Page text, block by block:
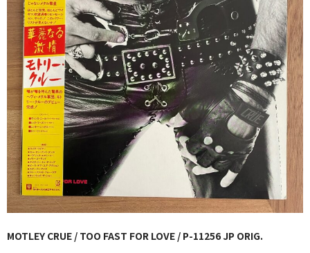
取り置きなどについて
Categories
New Arrivals
新譜
GG RECORD （当店のレーベル）
全商品
JAZZ-US
BLUE NOTE
JAZZ-EU
MOTLEY CRUE / TOO FAST FOR LOVE / P-11256 JP ORIG.